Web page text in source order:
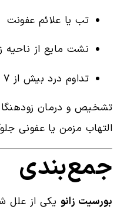
تب یا علائم عفونت
نشت مایع از ناحیه
تداوم درد بیش از ۷ روز با درمان خانگی
تشخیص و درمان
التهاب مزمن یا عفونی
جمع‌بندی
بورسیت زانو یکی از علل